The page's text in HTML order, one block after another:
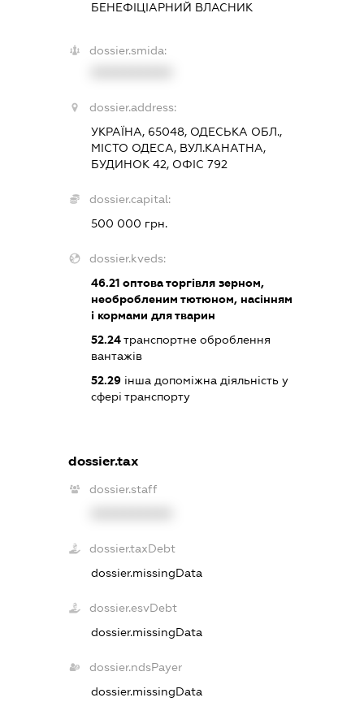
БЕНЕФІЦІАРНИЙ ВЛАСНИК
dossier.smida:
dossier.address:
УКРАЇНА, 65048, ОДЕСЬКА ОБЛ.,
МІСТО ОДЕСА, ВУЛ.КАНАТНА,
БУДИНОК 42, ОФІС 792
dossier.capital:
500 000 грн.
dossier.kveds:
46.21оптова торгівля зерном,
необробленим тютюном, насінням
і кормами для тварин
52.24транспортне оброблення
вантажів
52.29інша допоміжна діяльність у
сфері транспорту
dossier.tax
dossier.staff
dossier.taxDebt
dossier.missingData
dossier.esvDebt
dossier.missingData
dossier.ndsPayer
dossier.missingData